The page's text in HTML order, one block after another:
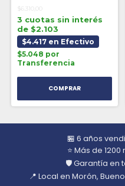
$6.310,00
3 cuotas sin interés
de $2.103
$4.417 en Efectivo
$5.048 por
Transferencia
🏪 6 años
⭐ Más de
🛡️ Garantía en
📍 Local en Morón,